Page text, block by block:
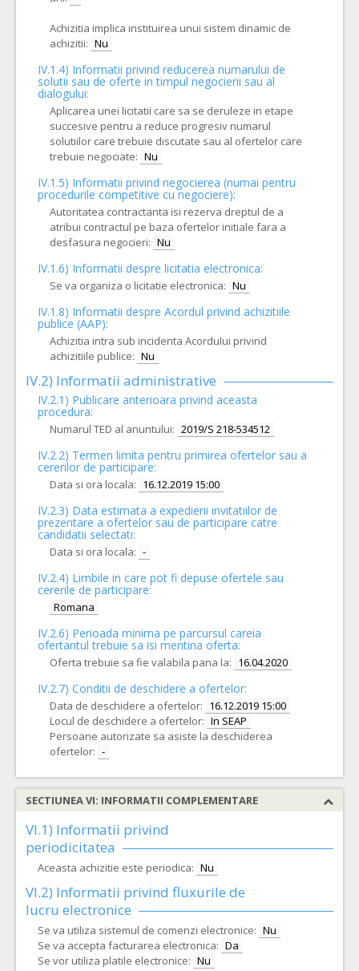
Achizitia implica instituirea unui sistem dinamic de
achizitii: Nu
IV.1.4) Informatii privind reducerea numarului de
solutii sau de oferte in timpul negocierii sau al
dialogului:
Aplicarea unei licitatii care sa se deruleze in etape
succesive pentru a reduce progresiv numarul
solutiilor care trebuie discutate sau al ofertelor care
trebuie negociate: Nu
IV.1.5) Informatii privind negocierea (numai pentru
procedurile competitive cu negociere):
Autoritatea contractanta isi rezerva dreptul de a
atribui contractul pe baza ofertelor initiale fara a
desfasura negocieri: Nu
IV.1.6) Informatii despre licitatia electronica:
Se va organiza o licitatie electronica: Nu
IV.1.8) Informatii despre Acordul privind achizitiile
publice (AAP):
Achizitia intra sub incidenta Acordului privind
achizitiile publice: Nu
IV.2) Informatii administrative
IV.2.1) Publicare anterioara privind aceasta
procedura:
Numarul TED al anuntului: 2019/S 218-534512
IV.2.2) Termen limita pentru primirea ofertelor sau a
cererilor de participare:
Data si ora locala: 16.12.2019 15:00
IV.2.3) Data estimata a expedierii invitatiilor de
prezentare a ofertelor sau de participare catre
candidatii selectati:
Data si ora locala: -
IV.2.4) Limbile in care pot fi depuse ofertele sau
cererile de participare:
Romana
IV.2.6) Perioada minima pe parcursul careia
ofertantul trebuie sa isi mentina oferta:
Oferta trebuie sa fie valabila pana la: 16.04.2020
IV.2.7) Conditii de deschidere a ofertelor:
Data de deschidere a ofertelor: 16.12.2019 15:00
Locul de deschidere a ofertelor: In SEAP
Persoane autorizate sa asiste la deschiderea
ofertelor: -
SECTIUNEA VI: INFORMATII COMPLEMENTARE
VI.1) Informatii privind
periodicitatea
Aceasta achizitie este periodica: Nu
VI.2) Informatii privind fluxurile de
lucru electronice
Se va utiliza sistemul de comenzi electronice: Nu
Se va accepta facturarea electronica: Da
Se vor utiliza platile electronice: Nu